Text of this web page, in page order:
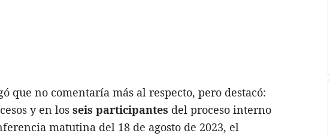
que no comentaría más al respecto, pero destacó:
y en los seis participantes del proceso interno
matutina del 18 de agosto de 2023, el